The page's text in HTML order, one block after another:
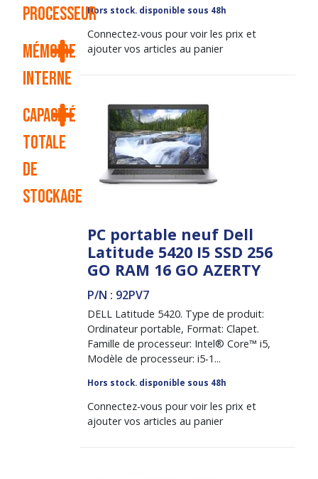
processeur
Mémoire
interne
Capacité
totale
de
stockage
Hors stock. disponible sous 48h
Connectez-vous pour voir les prix et
ajouter vos articles au panier
PC portable neuf Dell
Latitude 5420 I5 SSD 256
GO RAM 16 GO AZERTY
P/N : 92PV7
DELL Latitude 5420. Type de produit:
Ordinateur portable, Format: Clapet.
Famille de processeur: Intel® Core™ i5,
Modèle de processeur: i5-1...
Hors stock. disponible sous 48h
Connectez-vous pour voir les prix et
ajouter vos articles au panier